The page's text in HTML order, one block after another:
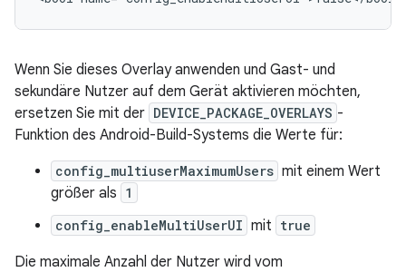
Wenn Sie dieses Overlay anwenden und Gast- und
sekundäre Nutzer auf dem Gerät aktivieren möchten,
ersetzen Sie mit der DEVICE_PACKAGE_OVERLAYS -
Funktion des Android-Build-Systems die Werte für:
config_multiuserMaximumUsers mit einem Wert
größer als 1
config_enableMultiUserUI mit true
Die maximale Anzahl der Nutzer wird vom